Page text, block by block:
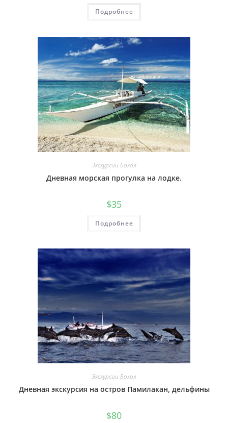
Подробнее
Экскурсии Бохол
Дневная морская прогулка на лодке.
$35
Подробнее
Экскурсии Бохол
Дневная экскурсия на остров Памилакан, дельфины
$80